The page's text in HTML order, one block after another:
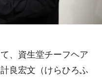
、資生堂チーフヘア
良宏文（けらひろふ